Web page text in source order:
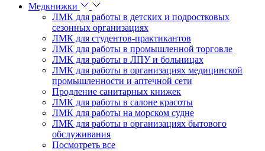
Медкнижки
ЛМК для работы в детских и подростковых
сезонных организациях
ЛМК для студентов-практикантов
ЛМК для работы в промышленной торговле
ЛМК для работы в ЛПУ и больницах
ЛМК для работы в организациях медицинской
промышленности и аптечной сети
Продление санитарных книжек
ЛМК для работы в салоне красоты
ЛМК для работы на морском судне
ЛМК для работы в организациях бытового
обслуживания
Посмотреть все